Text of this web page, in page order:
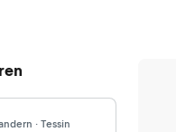
· Tessin